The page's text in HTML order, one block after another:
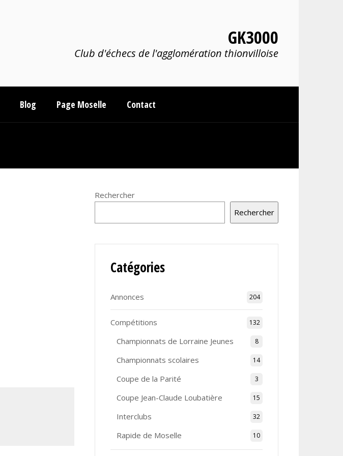
GK3000
Club d'échecs de l'agglomération thionvilloise
Blog Page Moselle Contact
Rechercher
Rechercher
Catégories
Annonces 204
Compétitions 132
Championnats de Lorraine Jeunes 8
Championnats scolaires 14
Coupe de la Parité 3
Coupe Jean-Claude Loubatière 15
Interclubs 32
Rapide de Moselle 10